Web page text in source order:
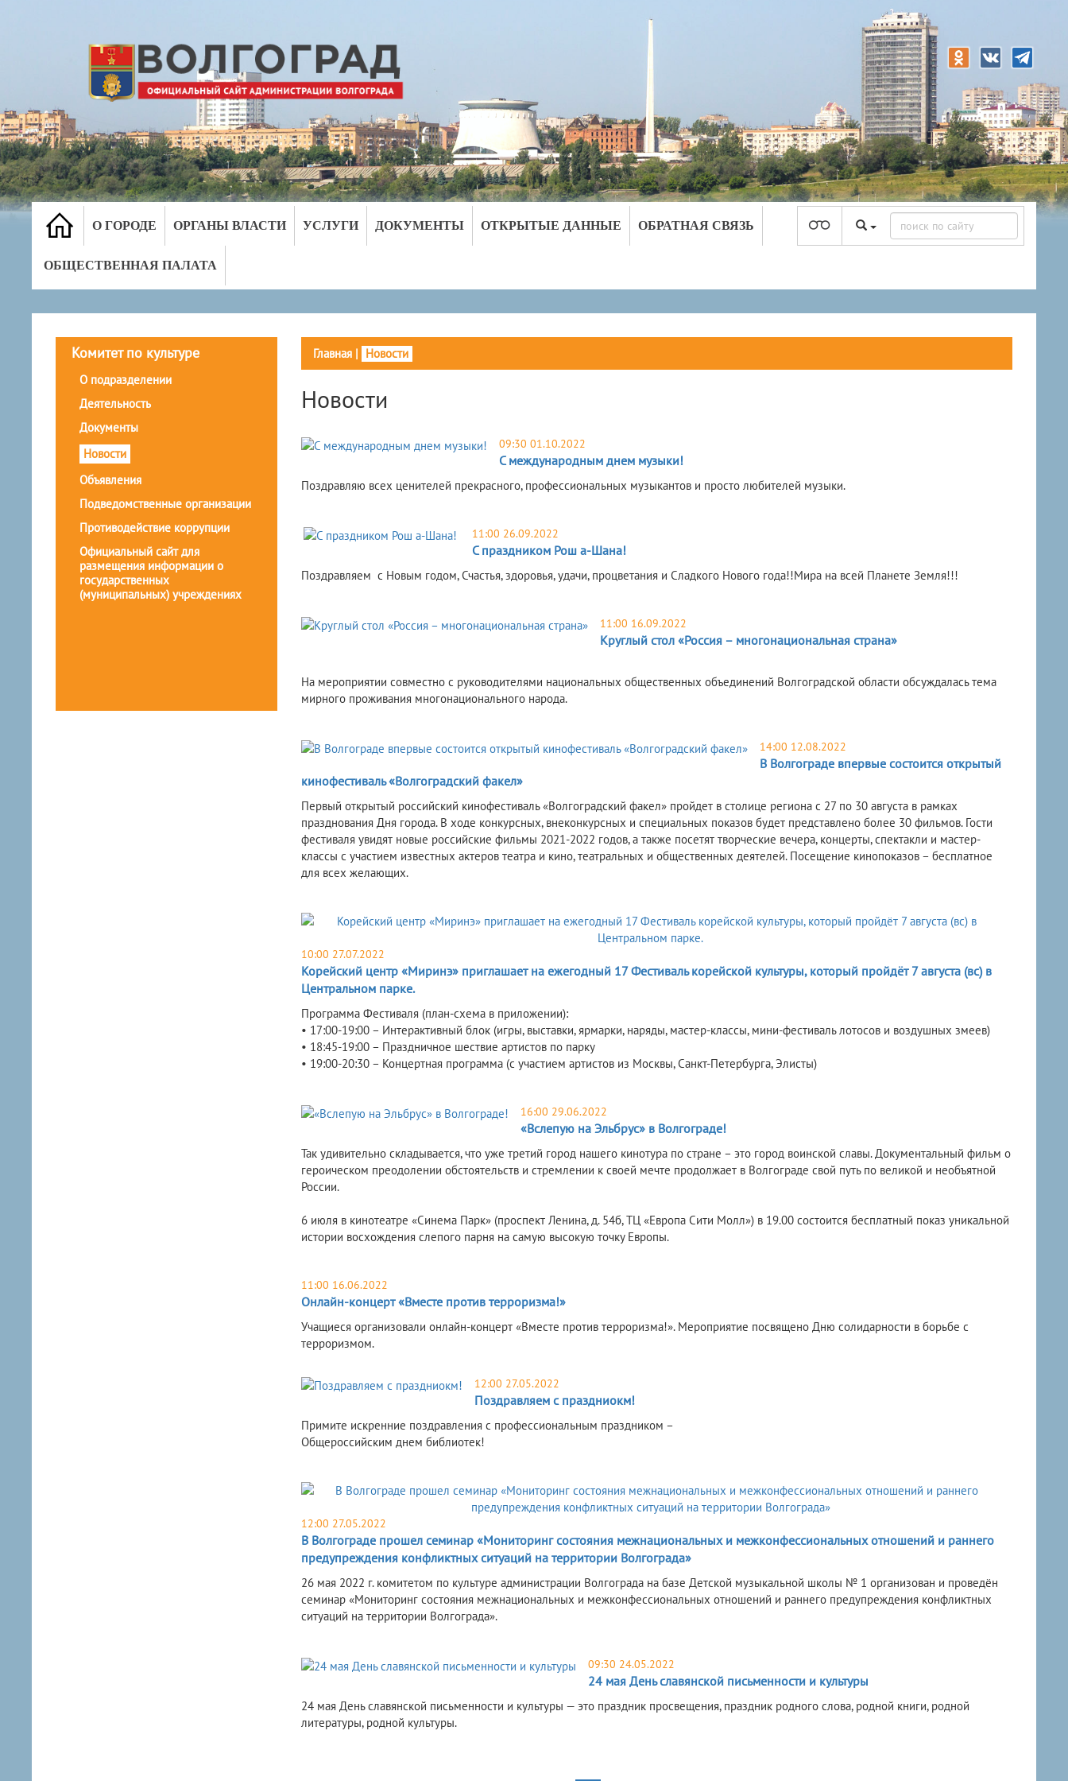
О ГОРОДЕ ОРГАНЫ ВЛАСТИ УСЛУГИ ДОКУМЕНТЫ ОТКРЫТЫЕ ДАННЫЕ ОБРАТНАЯ СВЯЗЬ
ОБЩЕСТВЕННАЯ ПАЛАТА
Комитет по культуре
О подразделении
Деятельность
Документы
Новости
Объявления
Подведомственные организации
Противодействие коррупции
Официальный сайт для
размещения информации о
государственных
(муниципальных) учреждениях
Главная| Новости
Новости
09:30 01.10.2022
С международным днем музыки!
Поздравляю всех ценителей прекрасного, профессиональных музыкантов и просто любителей музыки.
11:00 26.09.2022
С праздником Рош а-Шана!
Поздравляем с Новым годом, Счастья, здоровья, удачи, процветания и Сладкого Нового года!!Мира на всей Планете Земля!!!
11:00 16.09.2022
Круглый стол «Россия – многонациональная страна»
На мероприятии совместно с руководителями национальных общественных объединений Волгоградской области обсуждалась тема
мирного проживания многонационального народа.
14:00 12.08.2022
В Волгограде впервые состоится открытый
кинофестиваль «Волгоградский факел»
Первый открытый российский кинофестиваль «Волгоградский факел» пройдет в столице региона с 27 по 30 августа в рамках
празднования Дня города. В ходе конкурсных, внеконкурсных и специальных показов будет представлено более 30 фильмов. Гости
фестиваля увидят новые российские фильмы 2021-2022 годов, а также посетят творческие вечера, концерты, спектакли и мастер-
классы с участием известных актеров театра и кино, театральных и общественных деятелей. Посещение кинопоказов – бесплатное
для всех желающих.
10:00 27.07.2022
Корейский центр «Миринэ» приглашает на ежегодный 17 Фестиваль корейской культуры, который пройдёт 7 августа (вс) в
Центральном парке.
Программа Фестиваля (план-схема в приложении):
• 17:00-19:00 – Интерактивный блок (игры, выставки, ярмарки, наряды, мастер-классы, мини-фестиваль лотосов и воздушных змеев)
• 18:45-19:00 – Праздничное шествие артистов по парку
• 19:00-20:30 – Концертная программа (с участием артистов из Москвы, Санкт-Петербурга, Элисты)
16:00 29.06.2022
«Вслепую на Эльбрус» в Волгограде!
Так удивительно складывается, что уже третий город нашего кинотура по стране – это город воинской славы. Документальный фильм о
героическом преодолении обстоятельств и стремлении к своей мечте продолжает в Волгограде свой путь по великой и необъятной
России.
6 июля в кинотеатре «Синема Парк» (проспект Ленина, д. 54б, ТЦ «Европа Сити Молл») в 19.00 состоится бесплатный показ уникальной
истории восхождения слепого парня на самую высокую точку Европы.
11:00 16.06.2022
Онлайн-концерт «Вместе против терроризма!»
Учащиеся организовали онлайн-концерт «Вместе против терроризма!». Мероприятие посвящено Дню солидарности в борьбе с
терроризмом.
12:00 27.05.2022
Поздравляем с праздниокм!
Примите искренние поздравления с профессиональным праздником –
Общероссийским днем библиотек!
12:00 27.05.2022
В Волгограде прошел семинар «Мониторинг состояния межнациональных и межконфессиональных отношений и раннего
предупреждения конфликтных ситуаций на территории Волгограда»
26 мая 2022 г. комитетом по культуре администрации Волгограда на базе Детской музыкальной школы № 1 организован и проведён
семинар «Мониторинг состояния межнациональных и межконфессиональных отношений и раннего предупреждения конфликтных
ситуаций на территории Волгограда».
09:30 24.05.2022
24 мая День славянской письменности и культуры
24 мая День славянской письменности и культуры — это праздник просвещения, праздник родного слова, родной книги, родной
литературы, родной культуры.